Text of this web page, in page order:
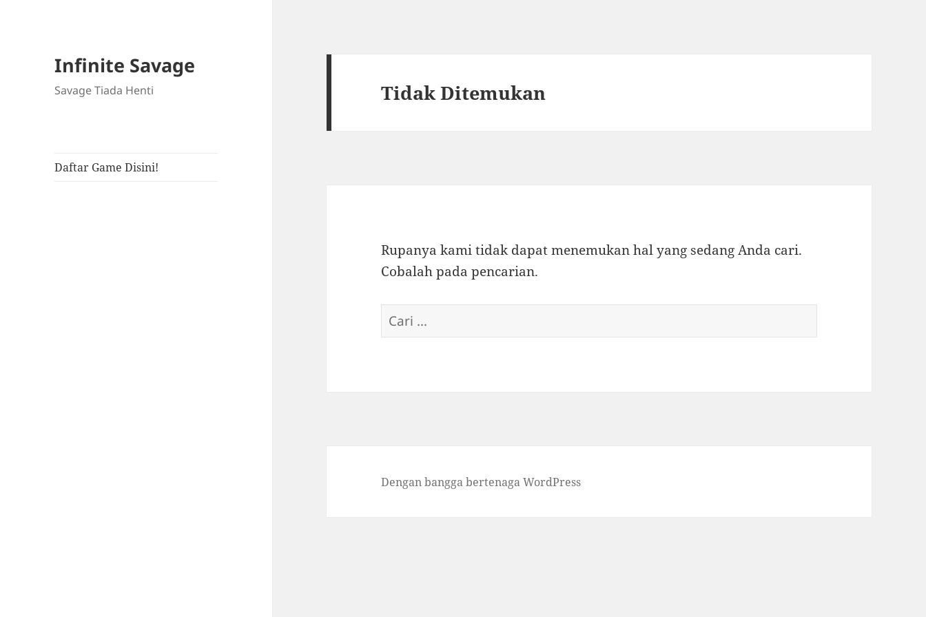
Infinite Savage
Savage Tiada Henti
Daftar Game Disini!
Tidak Ditemukan
Rupanya kami tidak dapat menemukan hal yang sedang Anda cari.
Cobalah pada pencarian.
Cari
untuk:
Dengan bangga bertenaga WordPress